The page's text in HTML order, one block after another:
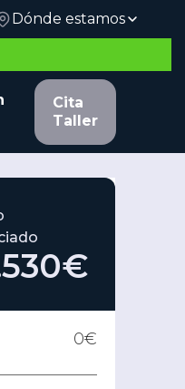
Dónde estamos
Cita
Taller
0€